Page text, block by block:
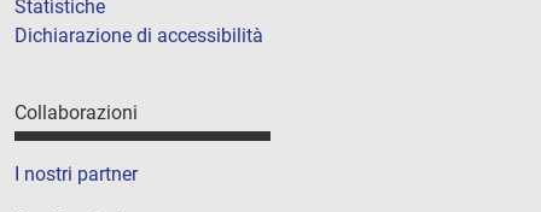
Statistiche
Dichiarazione di accessibilità
Collaborazioni
I nostri partner